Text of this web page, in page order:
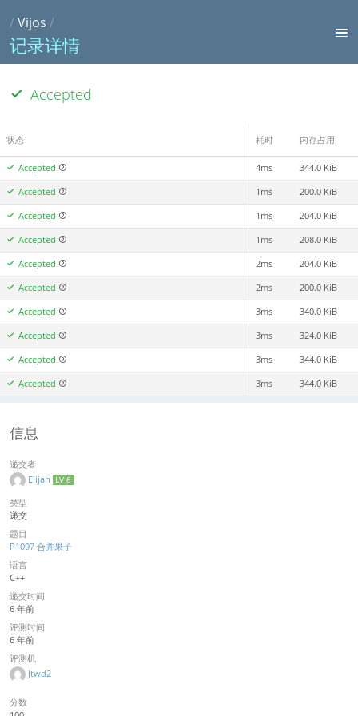
/Vijos /
记录详情
Accepted
状态 耗时 内存占用
Accepted 4ms 344.0 KiB
Accepted 1ms 200.0 KiB
Accepted 1ms 204.0 KiB
Accepted 1ms 208.0 KiB
Accepted 2ms 204.0 KiB
Accepted 2ms 200.0 KiB
Accepted 3ms 340.0 KiB
Accepted 3ms 324.0 KiB
Accepted 3ms 344.0 KiB
Accepted 3ms 344.0 KiB
信息
递交者
Elijah LV 6
类型
递交
题目
P1097 合并果子
语言
C++
递交时间
6 年前
评测时间
6 年前
评测机
Jtwd2
分数